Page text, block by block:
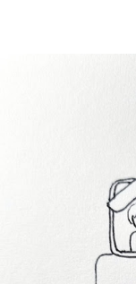
수당 자활사업 참여, 자
신청 상황에 따라 참여
는 사람을 돕는 제도입
지원하는 제도입니다.
받는 과정에서 일정한